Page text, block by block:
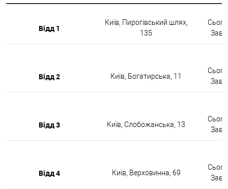
Відд 1
Київ, Пирогівський шлях,
135
Відд 2 Київ, Богатирська, 11
Відд 3 Київ, Слобожанська, 13
Відд 4 Київ, Верховинна, 69